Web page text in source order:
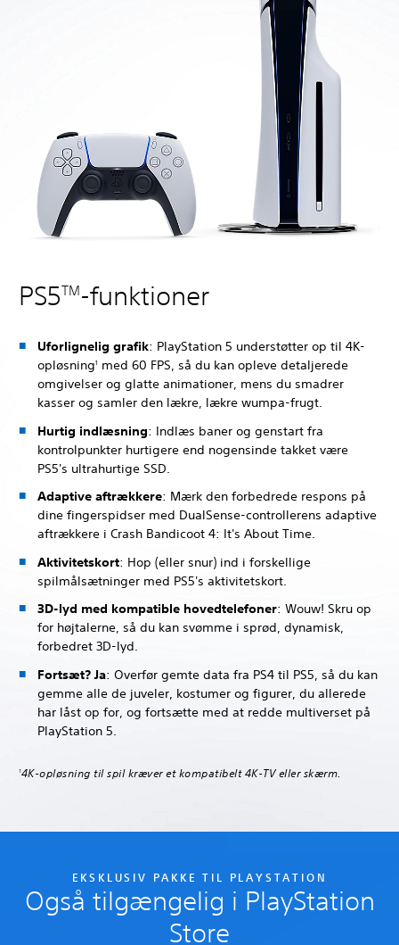
PS5TM-funktioner
Uforlignelig grafik: PlayStation 5 understøtter op til 4K-
opløsning1
med 60 FPS, så du kan opleve detaljerede
omgivelser og glatte animationer, mens du smadrer
kasser og samler den lækre, lækre wumpa-frugt.
Hurtig indlæsning: Indlæs baner og genstart fra
kontrolpunkter hurtigere end nogensinde takket være
PS5's ultrahurtige SSD.
Adaptive aftrækkere: Mærk den forbedrede respons på
dine fingerspidser med DualSense-controllerens adaptive
aftrækkere i Crash Bandicoot 4: It's About Time.
Aktivitetskort: Hop (eller snur) ind i forskellige
spilmålsætninger med PS5's aktivitetskort.
3D-lyd med kompatible hovedtelefoner: Wouw! Skru op
for højtalerne, så du kan svømme i sprød, dynamisk,
forbedret 3D-lyd.
Fortsæt? Ja: Overfør gemte data fra PS4 til PS5, så du kan
gemme alle de juveler, kostumer og figurer, du allerede
har låst op for, og fortsætte med at redde multiverset på
PlayStation 5.
14K-opløsning til spil kræver et kompatibelt 4K-TV eller skærm.
EKSKLUSIV PAKKE TIL PLAYSTATION
Også tilgængelig i PlayStation
Store